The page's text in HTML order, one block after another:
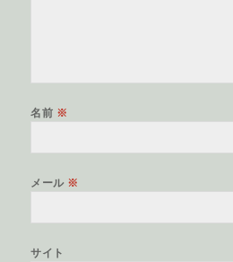
名前 ※
メール ※
サイト